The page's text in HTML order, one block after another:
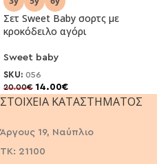
Σετ Sweet Baby σορτς με
κροκόδειλο αγόρι
Sweet baby
SKU: 056
20.00€ 14.00€
ΣΤΟΙΧΕΊΑ ΚΑΤΑΣΤΉΜΑΤΟΣ
Άργους 19, Ναύπλιο
ΤΚ: 21100